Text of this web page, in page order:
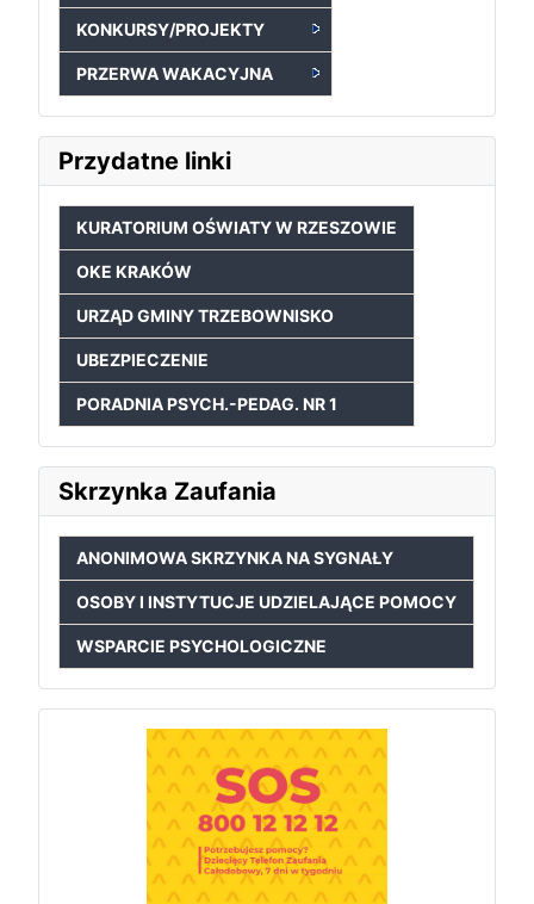
KONKURSY/PROJEKTY
PRZERWA WAKACYJNA
Przydatne linki
KURATORIUM OŚWIATY W RZESZOWIE
OKE KRAKÓW
URZĄD GMINY TRZEBOWNISKO
UBEZPIECZENIE
PORADNIA PSYCH.-PEDAG. NR 1
Skrzynka Zaufania
ANONIMOWA SKRZYNKA NA SYGNAŁY
OSOBY I INSTYTUCJE UDZIELAJĄCE POMOCY
WSPARCIE PSYCHOLOGICZNE